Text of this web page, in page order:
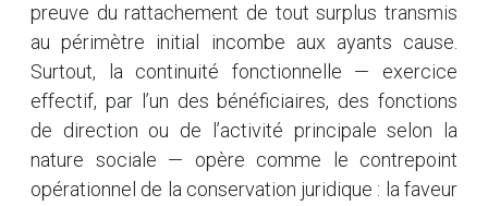
preuve du rattachement de tout surplus transmis
au périmètre initial incombe aux ayants cause.
Surtout, la continuité fonctionnelle — exercice
effectif, par l’un des bénéficiaires, des fonctions
de direction ou de l’activité principale selon la
nature sociale — opère comme le contrepoint
opérationnel de la conservation juridique : la faveur